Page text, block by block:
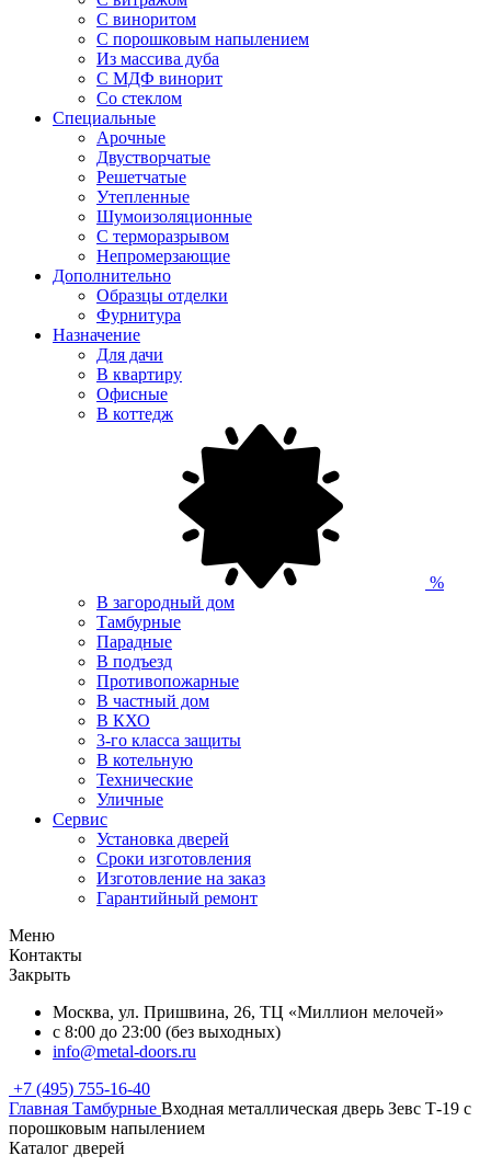
С виноритом
С порошковым напылением
Из массива дуба
С МДФ винорит
Со стеклом
Специальные
Арочные
Двустворчатые
Решетчатые
Утепленные
Шумоизоляционные
С терморазрывом
Непромерзающие
Дополнительно
Образцы отделки
Фурнитура
Назначение
Для дачи
В квартиру
Офисные
В коттедж
%
В загородный дом
Тамбурные
Парадные
В подъезд
Противопожарные
В частный дом
В КХО
3-го класса защиты
В котельную
Технические
Уличные
Сервис
Установка дверей
Сроки изготовления
Изготовление на заказ
Гарантийный ремонт
Меню
Контакты
Закрыть
Москва, ул. Пришвина, 26, ТЦ «Миллион мелочей»
с 8:00 до 23:00 (без выходных)
info@metal-doors.ru
+7 (495) 755-16-40
Главная Тамбурные Входная металлическая дверь Зевс Т-19 с
порошковым напылением
Каталог дверей